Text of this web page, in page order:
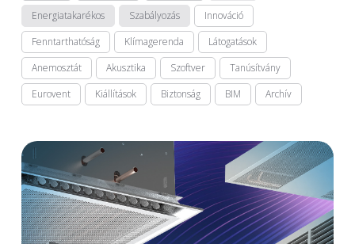
Energiatakarékos
Szabályozás
Innováció
Fenntarthatóság
Klímagerenda
Látogatások
Anemosztát
Akusztika Szoftver
Tanúsítvány
Eurovent
Kiállítások Biztonság BIM Archív